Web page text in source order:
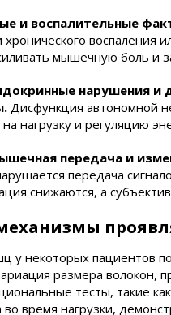
и воспалительные
хронического воспаления
мышечную боль и
нарушения и
Дисфункция автономной
нагрузку и регуляцию
передача и
передача
снижаются, а
у некоторых пациентов
размера волокон,
тесты, такие
время нагрузки,